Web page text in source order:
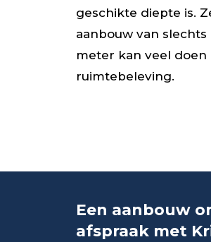
geschikte diepte is.
aanbouw van
meter kan veel doen
ruimtebeleving.
Een aanbouw
afspraak met